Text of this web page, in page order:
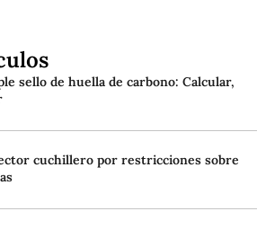
sello de huella de carbono: Calcular,
cuchillero por restricciones sobre